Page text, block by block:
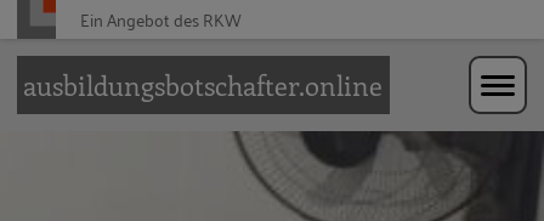
Zur Navigation springen
Zum Hauptinhalt springen
Ein Angebot desRKW
ausbildungsbotschafter.online